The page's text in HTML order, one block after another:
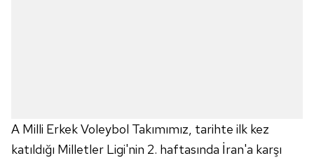
A Milli Erkek Voleybol Takımımız, tarihte ilk kez
katıldığı Milletler Ligi'nin 2. haftasında İran'a karşı